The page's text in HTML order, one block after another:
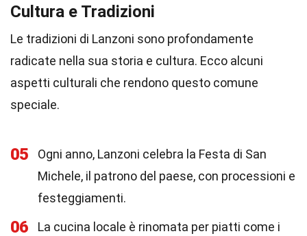
Cultura e Tradizioni
Le tradizioni di Lanzoni sono profondamente
radicate nella sua storia e cultura. Ecco alcuni
aspetti culturali che rendono questo comune
speciale.
05
Ogni anno, Lanzoni celebra la Festa di San
Michele, il patrono del paese, con processioni e
festeggiamenti.
06
La cucina locale è rinomata per piatti come i